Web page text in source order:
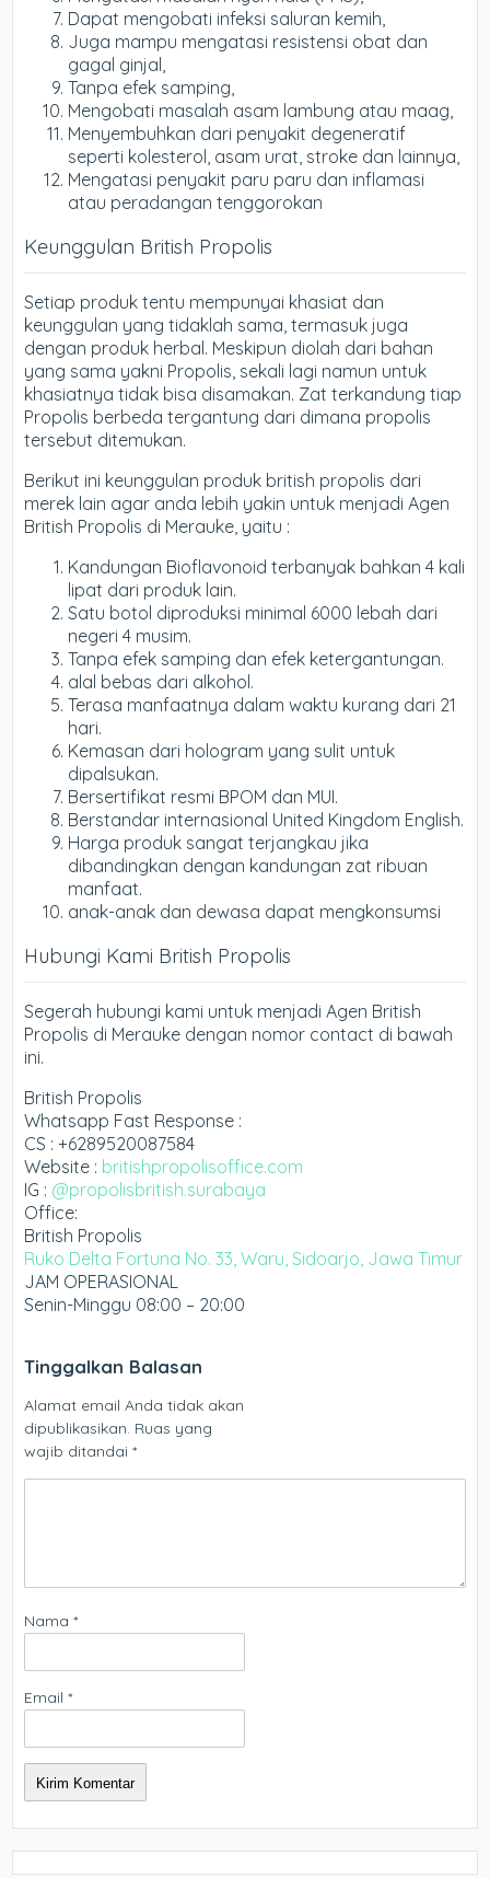
Dapat mengobati infeksi saluran kemih,
Juga mampu mengatasi resistensi obat dan
gagal ginjal,
Tanpa efek samping,
Mengobati masalah asam lambung atau maag,
Menyembuhkan dari penyakit degeneratif
seperti kolesterol, asam urat, stroke dan lainnya,
Mengatasi penyakit paru paru dan inflamasi
atau peradangan tenggorokan
Keunggulan British Propolis
Setiap produk tentu mempunyai khasiat dan
keunggulan yang tidaklah sama, termasuk juga
dengan produk herbal. Meskipun diolah dari bahan
yang sama yakni Propolis, sekali lagi namun untuk
khasiatnya tidak bisa disamakan. Zat terkandung tiap
Propolis berbeda tergantung dari dimana propolis
tersebut ditemukan.
Berikut ini keunggulan produk british propolis dari
merek lain agar anda lebih yakin untuk menjadi Agen
British Propolis di Merauke, yaitu :
Kandungan Bioflavonoid terbanyak bahkan 4 kali
lipat dari produk lain.
Satu botol diproduksi minimal 6000 lebah dari
negeri 4 musim.
Tanpa efek samping dan efek ketergantungan.
alal bebas dari alkohol.
Terasa manfaatnya dalam waktu kurang dari 21
hari.
Kemasan dari hologram yang sulit untuk
dipalsukan.
Bersertifikat resmi BPOM dan MUI.
Berstandar internasional United Kingdom English.
Harga produk sangat terjangkau jika
dibandingkan dengan kandungan zat ribuan
manfaat.
anak-anak dan dewasa dapat mengkonsumsi
Hubungi Kami British Propolis
Segerah hubungi kami untuk menjadi Agen British
Propolis di Merauke dengan nomor contact di bawah
ini.
British Propolis
Whatsapp Fast Response :
CS : +6289520087584
Website : britishpropolisoffice.com
IG : @propolisbritish.surabaya
Office:
British Propolis
Ruko Delta Fortuna No. 33, Waru, Sidoarjo, Jawa Timur
JAM OPERASIONAL
Senin-Minggu 08:00 – 20:00
Tinggalkan Balasan
Alamat email Anda tidak akan
dipublikasikan. Ruas yang
wajib ditandai*
Nama*
Email*